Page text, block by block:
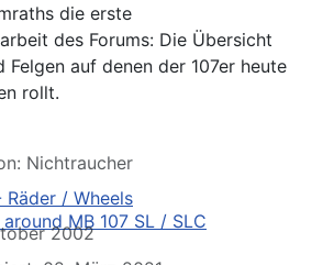
die erste
des Forums: Die Übersicht
Felgen auf denen der 107er heute
rollt.
Nichtraucher
Räder / Wheels
2002